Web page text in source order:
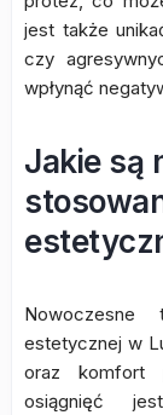
jest także
czy
wpłynąć
Jakie są
Nowoczesne
estetycznej w
oraz komfort
osiągnięć